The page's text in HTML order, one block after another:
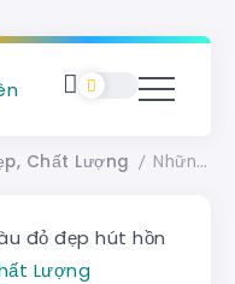
Chất Lượng / Những mẫu in voucher màu đỏ đẹp hút hồn
Lượng